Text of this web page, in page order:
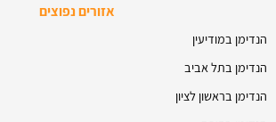
אזורים נפוצים
הנדימן במודיעין
הנדימן בתל אביב
הנדימן בראשון לציון